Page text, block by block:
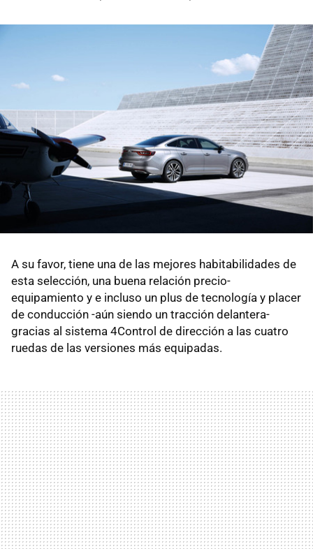
A su favor, tiene una de las mejores habitabilidades de
esta selección, una buena relación precio-
equipamiento y e incluso un plus de tecnología y placer
de conducción -aún siendo un tracción delantera-
gracias al sistema 4Control de dirección a las cuatro
ruedas de las versiones más equipadas.